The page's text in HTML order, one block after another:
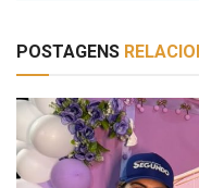
POSTAGENS